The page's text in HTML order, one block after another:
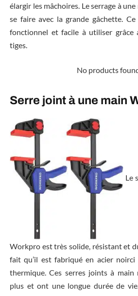
élargir les mâchoires. Le serrage à
se faire avec la grande gâchette.
fonctionnel et facile à utiliser grâce
tiges.
No products
Serre joint à une main
Le
Workpro est très solide, résistant et
fait qu’il est fabriqué en acier
thermique. Ces serres joints à
plus et ont une longue durée de